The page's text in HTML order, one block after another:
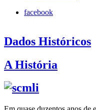
facebook
Dados Históricos
A História